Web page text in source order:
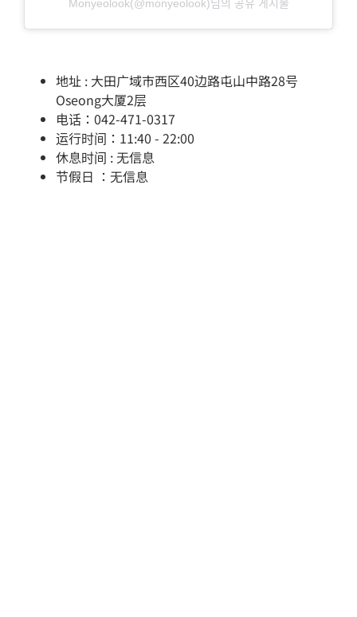
Monyeolook(@monyeolook)님의 공유 게시물
地址 : 大田广域市西区40边路屯山中路28号
Oseong大厦2层
电话：042-471-0317
运行时间：11:40 - 22:00
休息时间 : 无信息
节假日 ：无信息